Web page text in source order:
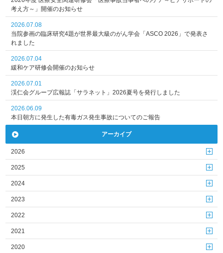
考え方～」開催のお知らせ
2026.07.08
当院参画の臨床研究4題が世界最大級のがん学会「ASCO 2026」で発表さ
れました
2026.07.04
緩和ケア研修会開催のお知らせ
2026.07.01
渓仁会グループ広報誌「サラネット」2026夏号を発行しました
2026.06.09
本日朝方に発生した有毒ガス発生事故についてのご報告
アーカイブ
2026
2025
2024
2023
2022
2021
2020